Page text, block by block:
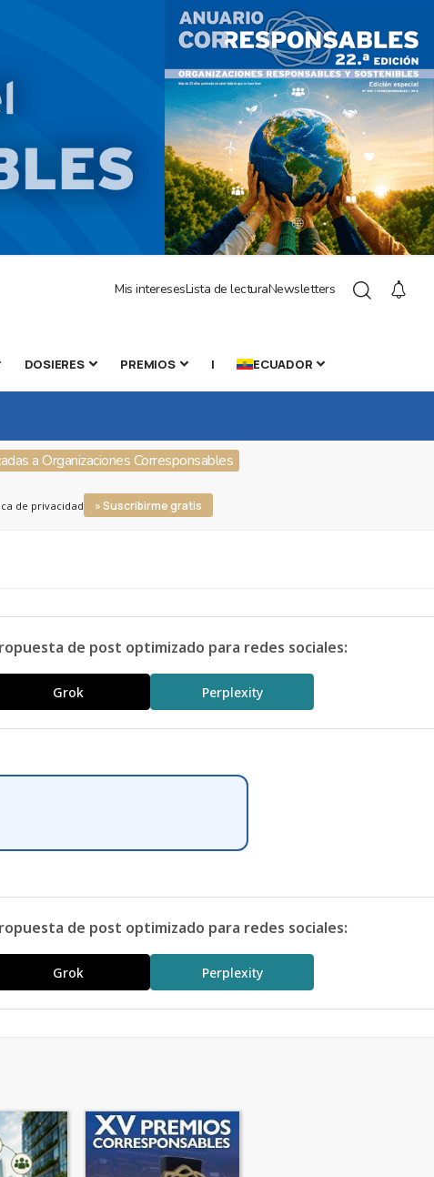
Mis interesesLista de lecturaNewsletters
DOSIERES PREMIOS | ECUADOR
a Organizaciones Corresponsables
de privacidad » Suscribirme gratis
de post optimizado para redes sociales:
Grok Perplexity
de post optimizado para redes sociales:
Grok Perplexity